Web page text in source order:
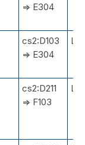
=> E304
cs2:D103
=> E304
LT
cs2:D211
=> F103
LT